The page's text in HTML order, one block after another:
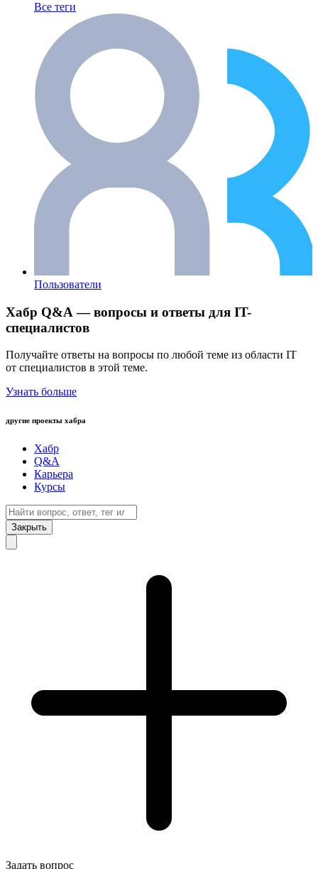
Все теги
Пользователи
Хабр Q&A — вопросы и ответы для IT-
специалистов
Получайте ответы на вопросы по любой теме из области IT
от специалистов в этой теме.
Узнать больше
другие проекты хабра
Хабр
Q&A
Карьера
Курсы
Закрыть
Задать вопрос